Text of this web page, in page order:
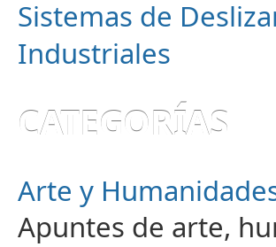
Sistemas de
Industriales
CATEGORÍAS
Arte y
Apuntes de arte,